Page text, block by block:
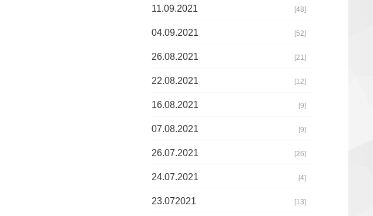
11.09.2021 [48]
04.09.2021 [52]
26.08.2021 [21]
22.08.2021 [12]
16.08.2021 [9]
07.08.2021 [9]
26.07.2021 [26]
24.07.2021 [4]
23.072021 [13]